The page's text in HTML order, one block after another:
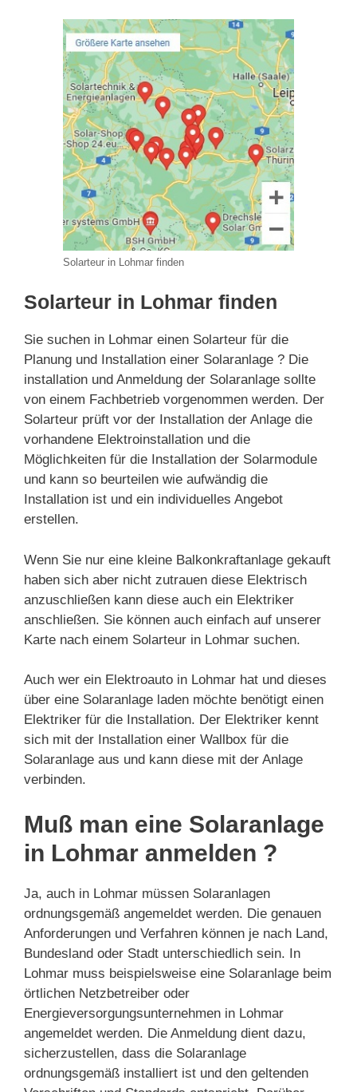
Solarteur in Lohmar finden
Solarteur in Lohmar finden
Sie suchen in Lohmar einen Solarteur für die
Planung und Installation einer Solaranlage ? Die
installation und Anmeldung der Solaranlage sollte
von einem Fachbetrieb vorgenommen werden. Der
Solarteur prüft vor der Installation der Anlage die
vorhandene Elektroinstallation und die
Möglichkeiten für die Installation der Solarmodule
und kann so beurteilen wie aufwändig die
Installation ist und ein individuelles Angebot
erstellen.
Wenn Sie nur eine kleine Balkonkraftanlage gekauft
haben sich aber nicht zutrauen diese Elektrisch
anzuschließen kann diese auch ein Elektriker
anschließen. Sie können auch einfach auf unserer
Karte nach einem Solarteur in Lohmar suchen.
Auch wer ein Elektroauto in Lohmar hat und dieses
über eine Solaranlage laden möchte benötigt einen
Elektriker für die Installation. Der Elektriker kennt
sich mit der Installation einer Wallbox für die
Solaranlage aus und kann diese mit der Anlage
verbinden.
Muß man eine Solaranlage
in Lohmar anmelden ?
Ja, auch in Lohmar müssen Solaranlagen
ordnungsgemäß angemeldet werden. Die genauen
Anforderungen und Verfahren können je nach Land,
Bundesland oder Stadt unterschiedlich sein. In
Lohmar muss beispielsweise eine Solaranlage beim
örtlichen Netzbetreiber oder
Energieversorgungsunternehmen in Lohmar
angemeldet werden. Die Anmeldung dient dazu,
sicherzustellen, dass die Solaranlage
ordnungsgemäß installiert ist und den geltenden